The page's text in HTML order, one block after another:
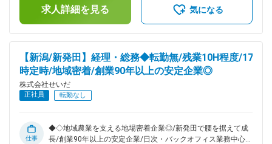
求人詳細を見る 気になる
【新潟/新発田】経理・総務◆転勤無/残業10H程度/17
時定時/地域密着/創業90年以上の安定企業◎
株式会社せいだ
正社員 転勤なし
仕事
◆◇地域農業を支える地場密着企業◎/新発田で腰を据えて成
長/創業90年以上の安定企業/日次・バックオフィス業務中心/